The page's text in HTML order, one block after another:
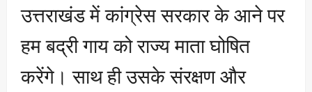
उत्तराखंड में कांग्रेस सरकार के आने पर
हम बद्री गाय को राज्य माता घोषित
करेंगे। साथ ही उसके संरक्षण और